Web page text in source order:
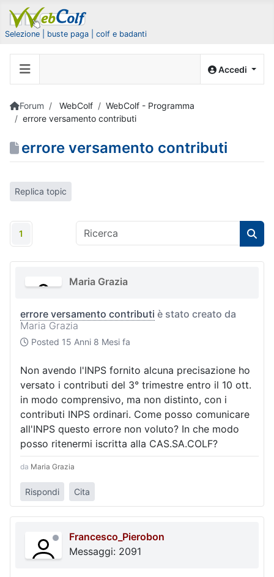
Selezione | buste paga | colf e badanti
Accedi
Forum WebColf
WebColf - Programma
errore versamento contributi
errore versamento contributi
Replica topic
1
Maria Grazia
errore versamento contributi è stato creato da
Maria Grazia
Posted 15 Anni 8 Mesi fa
Non avendo l'INPS fornito alcuna precisazione ho
versato i contributi del 3° trimestre entro il 10 ott.
in modo comprensivo, ma non distinto, con i
contributi INPS ordinari. Come posso comunicare
all'INPS questo errore non voluto? In che modo
posso ritenermi iscritta alla CAS.SA.COLF?
da Maria Grazia
Rispondi Cita
Francesco_Pierobon
Messaggi: 2091